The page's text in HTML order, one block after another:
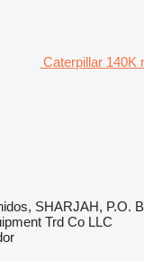
Caterpillar 140K
SHARJAH, P.O.
Trd Co LLC